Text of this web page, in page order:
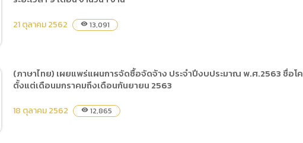
21 ตุลาคม 2562 visibility 13,091
(ภาษาไทย) เผยแพร่แผนการจัดซื้อจัดจ้าง ประจำปีงบประมาณ พ.ศ.2563 ชื่อโ
ตั้งแต่เดือนมกราคมถึงเดือนกันยายน 2563
18 ตุลาคม 2562 visibility 12,865